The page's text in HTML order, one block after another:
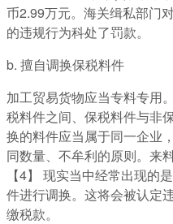
币2.99万元。海关缉私部门
的违规行为科处了罚款。
b. 擅自调换保税料件
加工贸易货物应当专料专用
税料件之间、保税料件与非
换的料件应当属于同一企业
同数量、不牟利的原则。来
【4】 现实当中经常出现的
件进行调换。这将会被认定
缴税款。